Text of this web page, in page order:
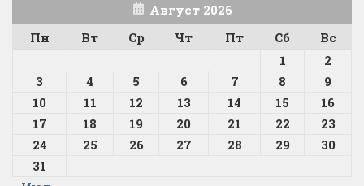
Август 2026
Пн
Вт Ср Чт Пт Сб
Вс
1
2
3
4 5 6 7 8
9
10
11 12 13 14 15
16
17
18 19 20 21 22
23
24
25 26 27 28 29
30
31